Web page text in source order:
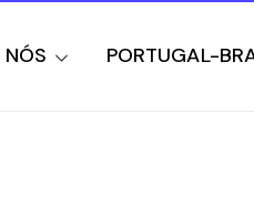
NÓS PORTUGAL-